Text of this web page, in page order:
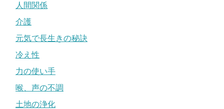
人間関係
介護
元気で長生きの秘訣
冷え性
力の使い手
喉、声の不調
土地の浄化